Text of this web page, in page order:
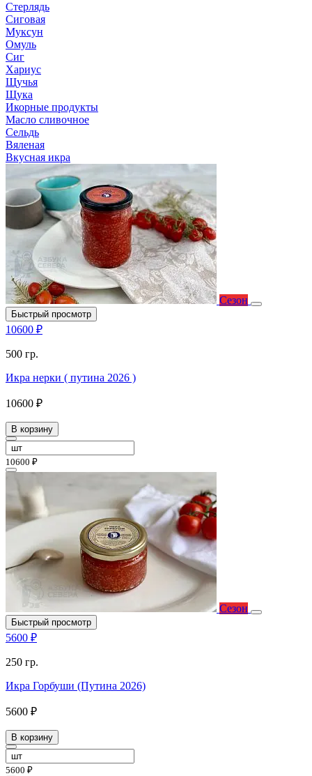
Стерлядь
Сиговая
Муксун
Омуль
Сиг
Хариус
Щучья
Щука
Икорные продукты
Масло сливочное
Сельдь
Вяленая
Вкусная икра
Сезон
Быстрый просмотр
10600 ₽
500 гр.
Икра нерки ( путина 2026 )
10600 ₽
В корзину
10600 ₽
Сезон
Быстрый просмотр
5600 ₽
250 гр.
Икра Горбуши (Путина 2026)
5600 ₽
В корзину
5600 ₽